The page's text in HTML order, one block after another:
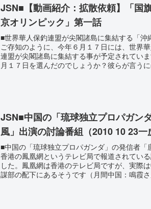
JSN■【動画紹介：拡散依頼】「国
京オリンピック」第一話
■世界華人保釣連盟が尖閣諸島に集結する「沖
ご存知のように、今年６月１７日には、世界
連盟が尖閣諸島に集結する事が予定されてい
月１７日を選んだのでしょうか？彼らが言う
JSN■中国の「琉球独立プロパガン
風」出演の討論番組（2010 10 23一
■中国の「琉球独立プロパガンダ」の発信者「
香港の鳳凰網というテレビ局で報道されてい
した。鳳凰網は香港のテレビ局ですが、実際
謀部の配下にあるそうです（月間中国：鳴霞